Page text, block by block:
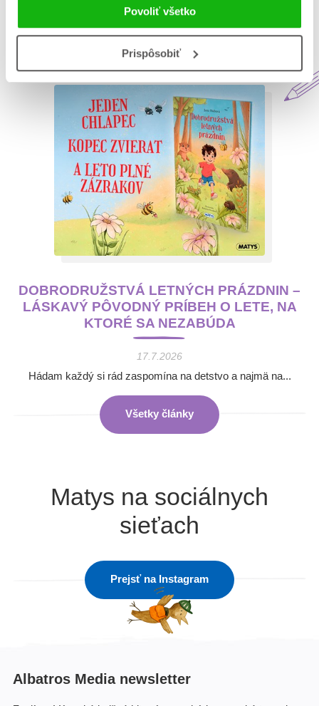
Povoliť všetko
Prispôsobiť
Aktuálne na blogu Matys
DOBRODRUŽSTVÁ LETNÝCH PRÁZDNIN –
LÁSKAVÝ PÔVODNÝ PRÍBEH O LETE, NA
KTORÉ SA NEZABÚDA
17.7.2026
Hádam každý si rád zaspomína na detstvo a najmä na...
Všetky články
Matys na sociálnych
sieťach
Prejsť na Instagram
Albatros Media newsletter